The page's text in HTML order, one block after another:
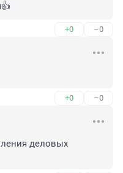
+0 –0
+0 –0
деловых